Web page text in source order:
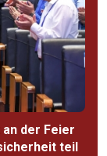
der Feier
teil